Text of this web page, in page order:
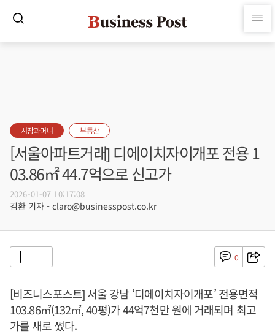
시장과머니 부동산
[서울아파트거래] 디에이치자이개포 전용 1
03.86㎡ 44.7억으로 신고가
2026-01-07 10:17:08
김환 기자 - claro@businesspost.co.kr
0
[비즈니스포스트] 서울 강남 ‘디에이치자이개포’ 전용면적
103.86㎡(132㎡, 40평)가 44억7천만 원에 거래되며 최고
가를 새로 썼다.